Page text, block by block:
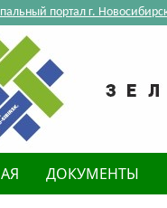
портал г.
ДОКУМЕНТЫ